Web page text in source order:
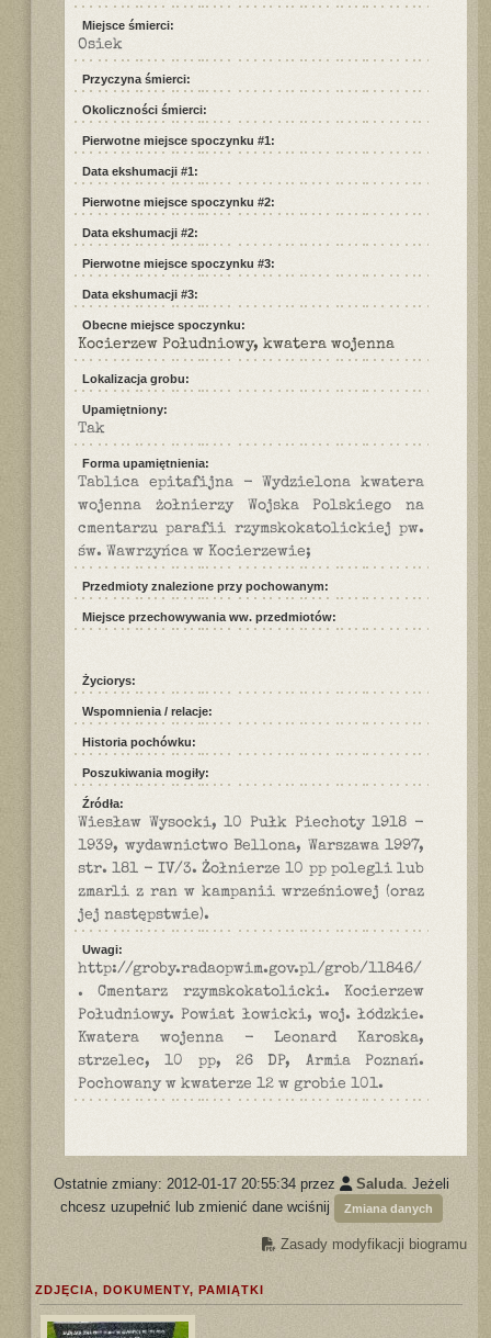
Miejsce śmierci:
Osiek
Przyczyna śmierci:
Okoliczności śmierci:
Pierwotne miejsce spoczynku #1:
Data ekshumacji #1:
Pierwotne miejsce spoczynku #2:
Data ekshumacji #2:
Pierwotne miejsce spoczynku #3:
Data ekshumacji #3:
Obecne miejsce spoczynku:
Kocierzew Południowy, kwatera wojenna
Lokalizacja grobu:
Upamiętniony:
Tak
Forma upamiętnienia:
Tablica epitafijna - Wydzielona kwatera
wojenna żołnierzy Wojska Polskiego na
cmentarzu parafii rzymskokatolickiej pw.
św. Wawrzyńca w Kocierzewie;
Przedmioty znalezione przy pochowanym:
Miejsce przechowywania ww. przedmiotów:
Życiorys:
Wspomnienia / relacje:
Historia pochówku:
Poszukiwania mogiły:
Źródła:
Wiesław Wysocki, 10 Pułk Piechoty 1918 -
1939, wydawnictwo Bellona, Warszawa 1997,
str. 181 - IV/3. Żołnierze 10 pp polegli lub
zmarli z ran w kampanii wrześniowej (oraz
jej następstwie).
Uwagi:
http://groby.radaopwim.gov.pl/grob/11846/
. Cmentarz rzymskokatolicki. Kocierzew
Południowy. Powiat łowicki, woj. łódzkie.
Kwatera wojenna - Leonard Karoska,
strzelec, 10 pp, 26 DP, Armia Poznań.
Pochowany w kwaterze 12 w grobie 101.
Ostatnie zmiany: 2012-01-17 20:55:34 przez Saluda. Jeżeli
chcesz uzupełnić lub zmienić dane wciśnij
Zmiana danych
Zasady modyfikacji biogramu
ZDJĘCIA, DOKUMENTY, PAMIĄTKI